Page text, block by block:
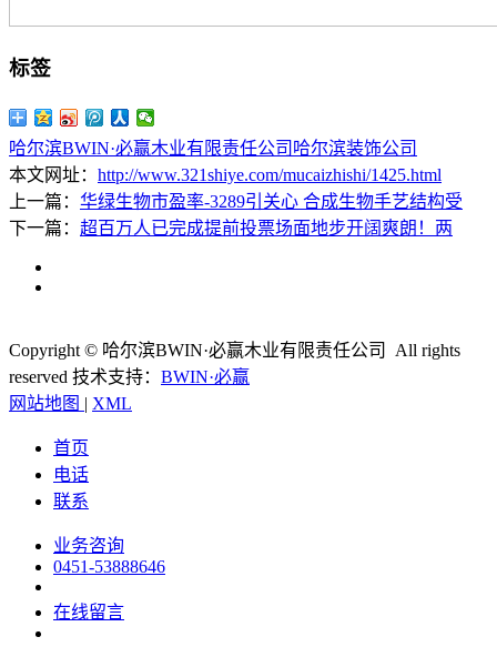
标签
哈尔滨BWIN·必赢木业有限责任公司 哈尔滨装饰公司
本文网址： http://www.321shiye.com/mucaizhishi/1425.html
上一篇： 华绿生物市盈率-3289引关心 合成生物手艺结构受
下一篇： 超百万人已完成提前投票场面地步开阔爽朗！两
Copyright © 哈尔滨BWIN·必赢木业有限责任公司 All rights
reserved 技术支持： BWIN·必赢
网站地图 | XML
首页
电话
联系
业务咨询
0451-53888646
在线留言